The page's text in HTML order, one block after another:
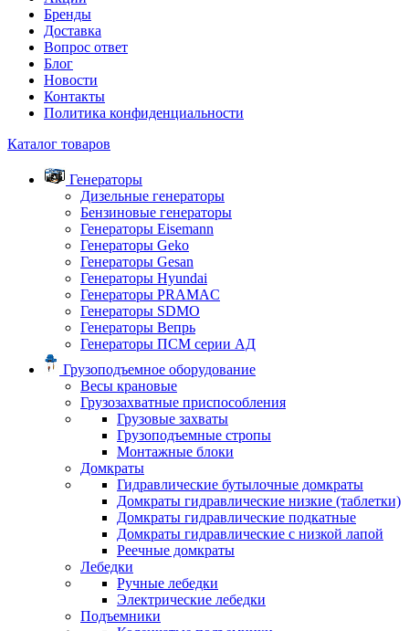
Бренды
Доставка
Вопрос ответ
Блог
Новости
Контакты
Политика конфиденциальности
Каталог товаров
Генераторы
Дизельные генераторы
Бензиновые генераторы
Генераторы Eisemann
Генераторы Geko
Генераторы Gesan
Генераторы Hyundai
Генераторы PRAMAC
Генераторы SDMO
Генераторы Вепрь
Генераторы ПСМ серии АД
Грузоподъемное оборудование
Весы крановые
Грузозахватные приспособления
Грузовые захваты
Грузоподъемные стропы
Монтажные блоки
Домкраты
Гидравлические бутылочные домкраты
Домкраты гидравлические низкие (таблетки)
Домкраты гидравлические подкатные
Домкраты гидравлические с низкой лапой
Реечные домкраты
Лебедки
Ручные лебедки
Электрические лебедки
Подъемники